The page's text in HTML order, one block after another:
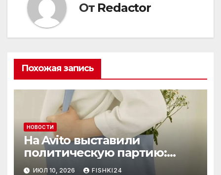
От Redactor
Похожая запись
НОВОСТИ
На Avito выставили
политическую партию:
необычный лот привлёк
ИЮЛ 10, 2026 FISHKI24